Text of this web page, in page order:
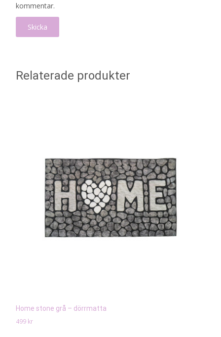
kommentar.
Relaterade produkter
Home stone grå – dörrmatta
499 kr